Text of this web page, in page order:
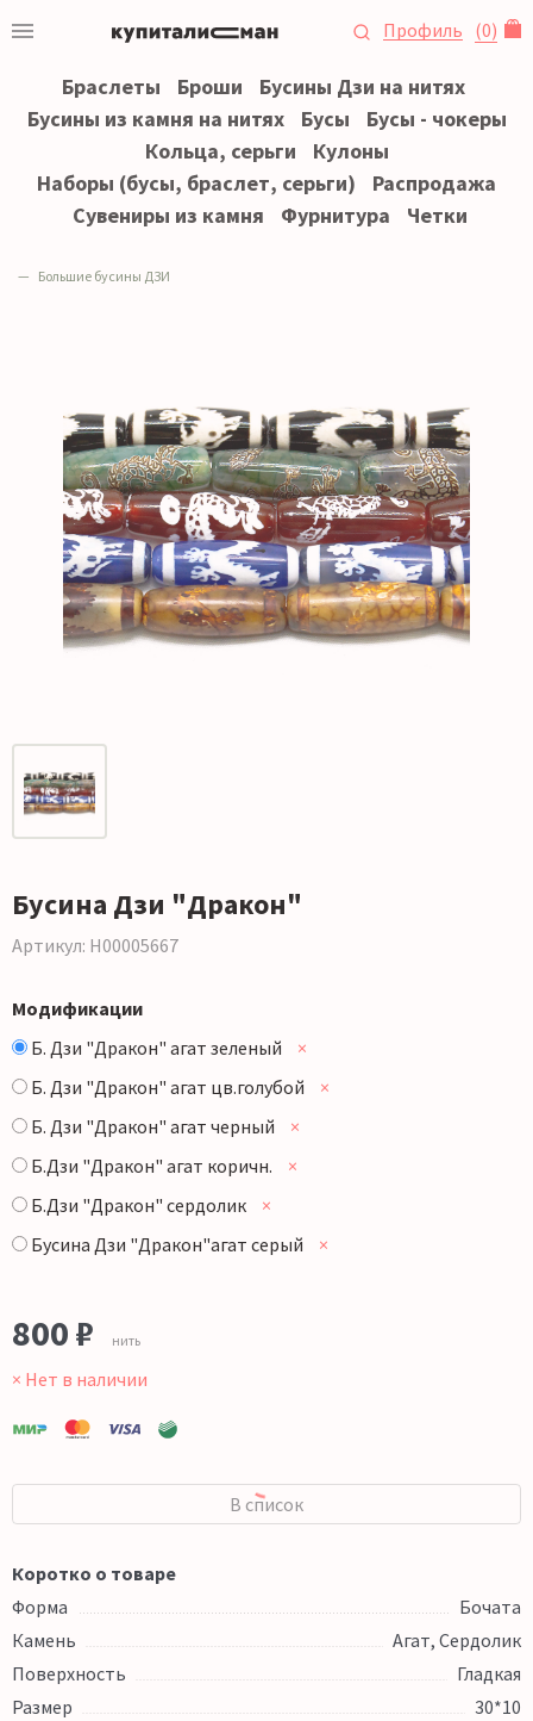
Профиль (0)
Браслеты Броши
Бусины Дзи на нитях
Бусины из камня на нитях
Бусы
Бусы - чокеры
Кольца, серьги
Кулоны
Наборы (бусы, браслет, серьги)
Распродажа
Сувениры из камня
Фурнитура Четки
Большие бусины ДЗИ
Бусина Дзи "Дракон"
Артикул: Н00005667
Модификации
Б. Дзи "Дракон" агат зеленый
×
Б. Дзи "Дракон" агат цв.голубой
×
Б. Дзи "Дракон" агат черный
×
Б.Дзи "Дракон" агат коричн.
×
Б.Дзи "Дракон" сердолик
×
Бусина Дзи "Дракон"агат серый
×
800₽ нить
× Нет в наличии
В список
Коротко о товаре
Форма
Бочата
Камень
Агат, Сердолик
Поверхность
Гладкая
Размер
30*10